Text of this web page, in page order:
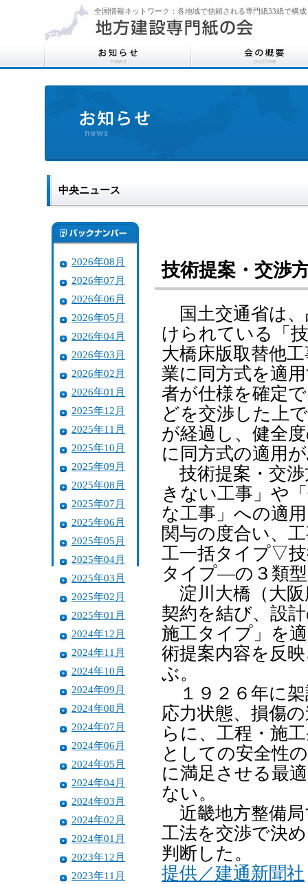
全国情報ネットワーク：各地域で信頼される専門紙33紙で構成
中央ニュース
2026年08月
2026年07月
2026年06月
2026年05月
2026年04月
2026年03月
2026年02月
2026年01月
2025年12月
2025年11月
2025年10月
2025年09月
2025年08月
2025年07月
2025年06月
2025年05月
2025年04月
2025年03月
2025年02月
2025年01月
2024年12月
2024年11月
2024年10月
2024年09月
2024年08月
2024年07月
2024年06月
2024年05月
2024年04月
2024年03月
2024年02月
2024年01月
2023年12月
2023年11月
技術提案・交
国土交通省は、
けられている「
大橋床版取替他
業に同方式を適
者が仕様を確定
どを交渉した上
が経過し、健全
に同方式の適用
技術提案・交渉
きない工事」や
な工事」への適
関与の度合い、
工一括タイプ▽
タイプ―の３類
淀川大橋（大阪
契約を結び、設
施工タイプ」を
術提案内容を反
ぶ。
１９２６年に架
応力状態、損傷
らに、工程・施
としての安全性
に満足させる最
ない。
近畿地方整備局
工法を交渉で決
判断した。
提供／建通新聞社